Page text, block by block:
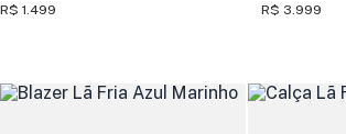
R$ 1.499 R$ 3.999